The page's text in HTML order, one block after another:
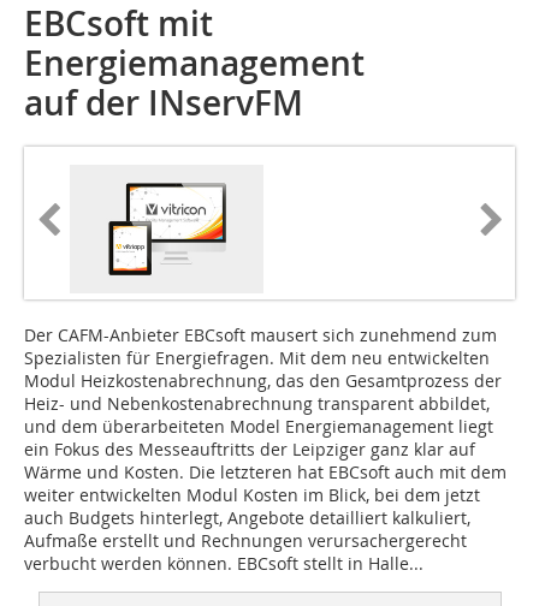
EBCsoft mit
Energiemanagement
auf der INservFM
Der CAFM-Anbieter EBCsoft mausert sich zunehmend zum
Spezialisten für Energiefragen. Mit dem neu ent­wickelten
Modul Heizkostenabrechnung, das den Gesamtprozess der
Heiz- und Nebenkostenabrechnung transparent abbildet,
und dem überarbeiteten Model Energiemanagement liegt
ein Fokus des Messeauftritts der Leipziger ganz klar auf
Wärme und Kosten. Die letzteren hat EBCsoft auch mit dem
weiter entwickelten Modul Kosten im Blick, bei dem jetzt
auch Budgets hinterlegt, Angebote detailliert kalkuliert,
Aufmaße erstellt und Rechnungen verursachergerecht
verbucht werden können. EBCsoft stellt in Halle...